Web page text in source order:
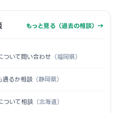
もっと見る（過去の相談）→
ついて問い合わせ （福岡県）
通るか相談 （静岡県）
ついて相談 （北海道）